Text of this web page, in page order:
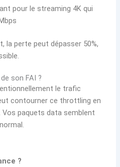
pour le streaming 4K qui
la perte peut dépasser 50%,
son FAI ?
le trafic
contourner ce throttling en
paquets data semblent
?